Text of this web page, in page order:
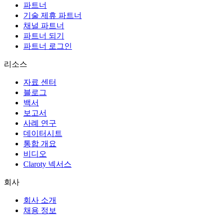
파트너
기술 제휴 파트너
채널 파트너
파트너 되기
파트너 로그인
리소스
자료 센터
블로그
백서
보고서
사례 연구
데이터시트
통합 개요
비디오
Claroty 넥서스
회사
회사 소개
채용 정보